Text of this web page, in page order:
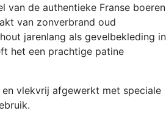
van de authentieke Franse boeren
van zonverbrand oud
jarenlang als gevelbekleding in
het een prachtige patine
vlekvrij afgewerkt met speciale